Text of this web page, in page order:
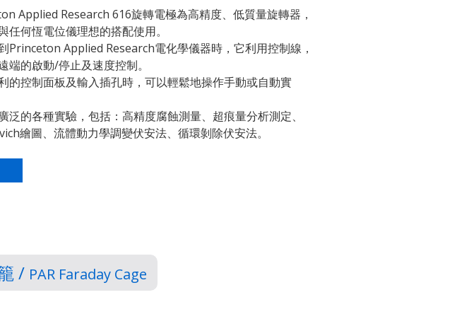
Applied Research 616旋轉電極為高精度、低質量旋轉器，
任何恆電位儀理想的搭配使用。
Princeton Applied Research電化學儀器時，它利用控制線，
端的啟動/停止及速度控制。
的控制面板及輸入插孔時，可以輕鬆地操作手動或自動實
泛的各種實驗，包括：高精度腐蝕測量、超痕量分析測定、
繪圖、流體動力學調變伏安法、循環剝除伏安法。
/ PAR Faraday Cage